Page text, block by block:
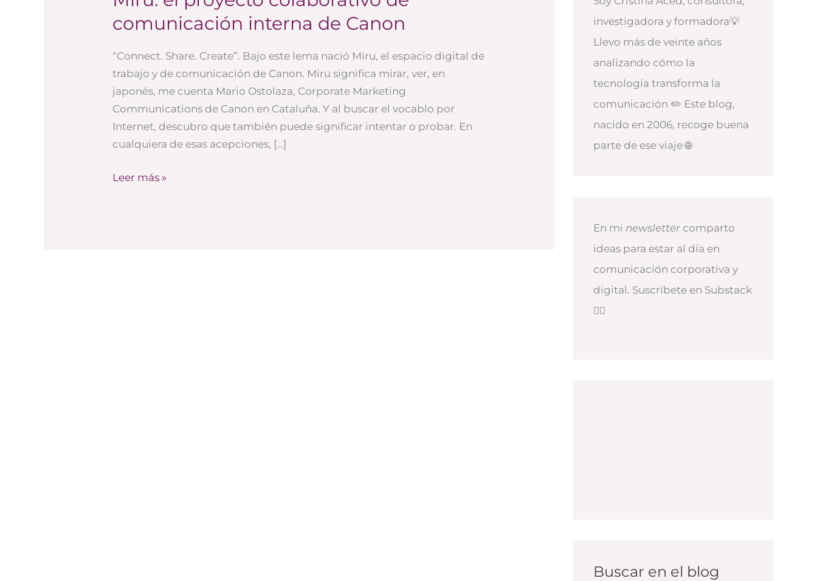
comunicación interna de Canon
“Connect. Share. Create”. Bajo este lema nació Miru, el espacio digital de
trabajo y de comunicación de Canon. Miru significa mirar, ver, en
japonés, me cuenta Mario Ostolaza, Corporate Marketing
Communications de Canon en Cataluña. Y al buscar el vocablo por
Internet, descubro que también puede significar intentar o probar. En
cualquiera de esas acepciones, […]
proyecto
comunicación
interna
Leer más »
investigadora y formadora💡
Llevo más de veinte años
analizando cómo la
tecnología transforma la
comunicación ✏️ Este blog,
nacido en 2006, recoge buena
parte de ese viaje 🌐
En mi newsletter comparto
ideas para estar al día en
comunicación corporativa y
digital. Suscríbete en Substack
👇🏻
Buscar en el blog